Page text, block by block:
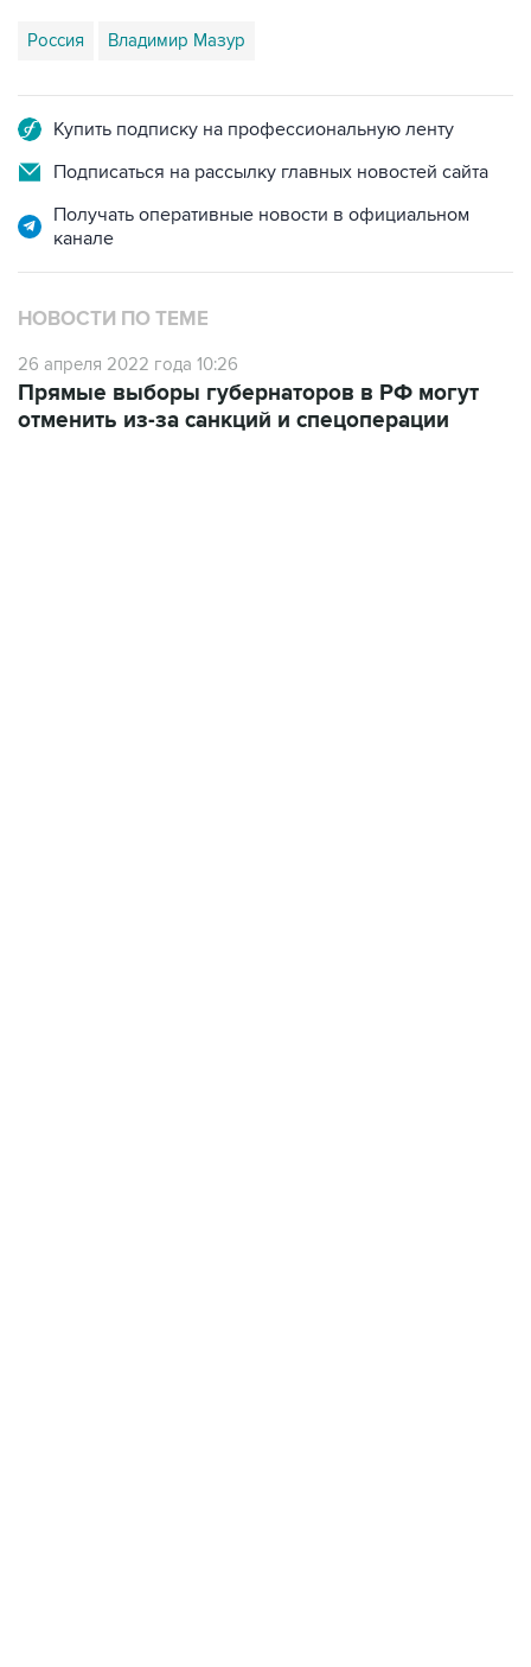
Россия Владимир Мазур
Купить подписку на профессиональную ленту
Подписаться на рассылку главных новостей сайта
Получать оперативные новости в официальном
канале
НОВОСТИ ПО ТЕМЕ
26 апреля 2022 года 10:26
Прямые выборы губернаторов в РФ могут
отменить из-за санкций и спецоперации